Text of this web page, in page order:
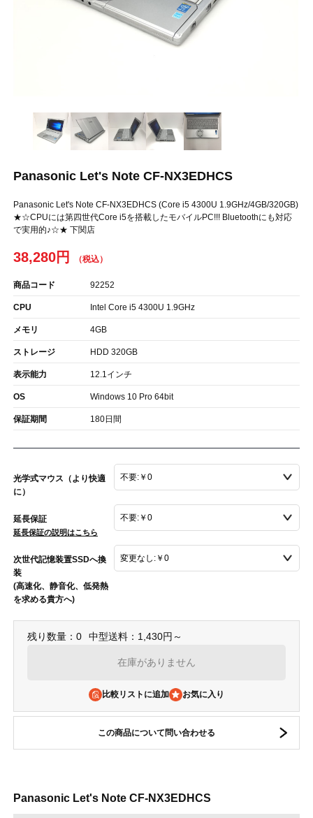
Panasonic Let's Note CF-NX3EDHCS
Panasonic Let's Note CF-NX3EDHCS (Core i5 4300U 1.9GHz/4GB/320GB)
★☆CPUには第四世代Core i5を搭載したモバイルPC!!! Bluetoothにも対応
で実用的♪☆★ 下関店
38,280円
商品コード 92252
CPU Intel Core i5 4300U 1.9GHz
メモリ 4GB
ストレージ HDD 320GB
表示能力 12.1インチ
OS Windows 10 Pro 64bit
保証期間 180日間
光学式マウス（より快適
に）
延長保証
延長保証の説明はこちら
次世代記憶装置SSDへ換
装
(高速化、静音化、低発熱
を求める貴方へ)
残り数量：0 中型送料：1,430円～
在庫がありません
比較リストに追加
この商品について問い合わせる
Panasonic Let's Note CF-NX3EDHCS